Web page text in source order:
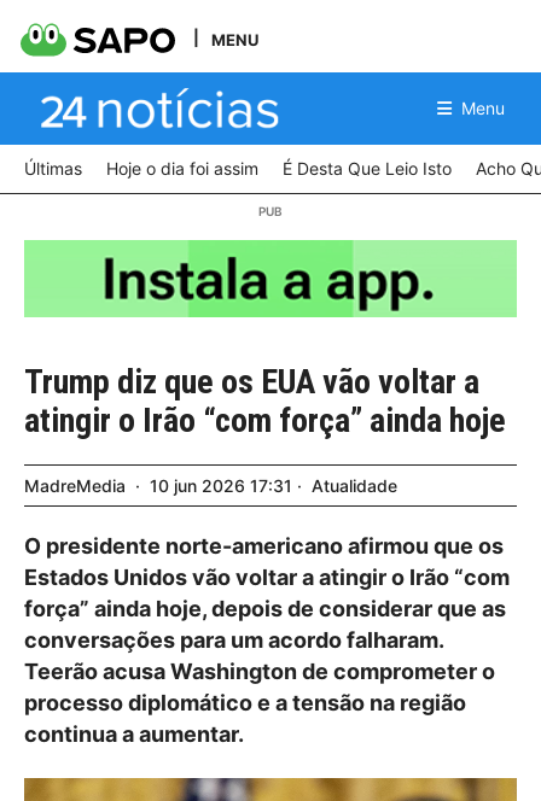
MENU
Menu
Últimas Hoje o dia foi assim É Desta Que Leio Isto Acho
Trump diz que os EUA vão voltar a
atingir o Irão “com força” ainda hoje
MadreMedia 10 jun 2026 17:31 Atualidade
O presidente norte-americano afirmou que os
Estados Unidos vão voltar a atingir o Irão “com
força” ainda hoje, depois de considerar que as
conversações para um acordo falharam.
Teerão acusa Washington de comprometer o
processo diplomático e a tensão na região
continua a aumentar.